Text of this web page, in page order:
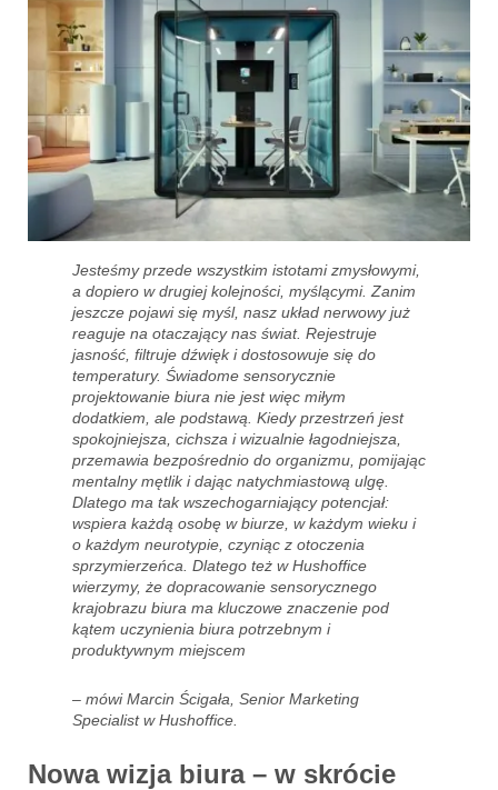
Jesteśmy przede wszystkim istotami zmysłowymi,
a dopiero w drugiej kolejności, myślącymi. Zanim
jeszcze pojawi się myśl, nasz układ nerwowy już
reaguje na otaczający nas świat. Rejestruje
jasność, filtruje dźwięk i dostosowuje się do
temperatury. Świadome sensorycznie
projektowanie biura nie jest więc miłym
dodatkiem, ale podstawą. Kiedy przestrzeń jest
spokojniejsza, cichsza i wizualnie łagodniejsza,
przemawia bezpośrednio do organizmu, pomijając
mentalny mętlik i dając natychmiastową ulgę.
Dlatego ma tak wszechogarniający potencjał:
wspiera każdą osobę w biurze, w każdym wieku i
o każdym neurotypie, czyniąc z otoczenia
sprzymierzeńca. Dlatego też w Hushoffice
wierzymy, że dopracowanie sensorycznego
krajobrazu biura ma kluczowe znaczenie pod
kątem uczynienia biura potrzebnym i
produktywnym miejscem
– mówi Marcin Ścigała, Senior Marketing
Specialist w Hushoffice.
Nowa wizja biura – w skrócie